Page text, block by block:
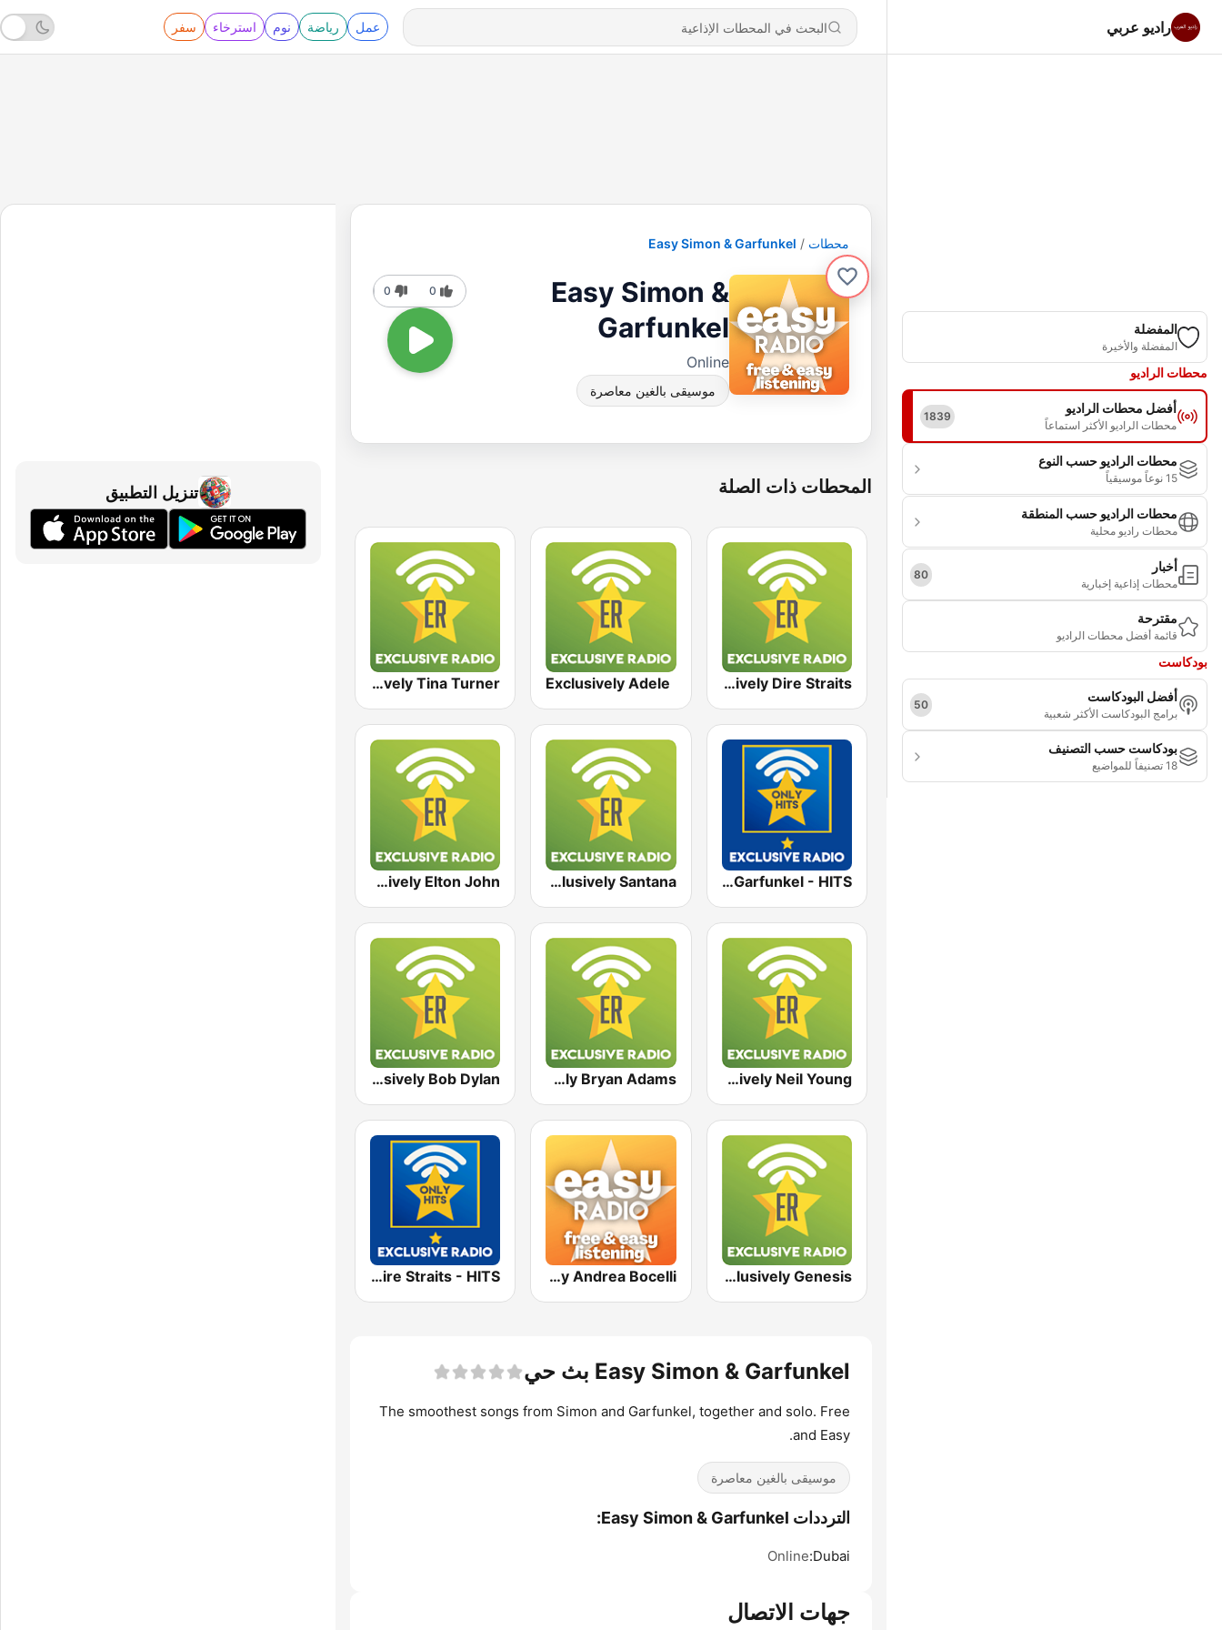
راديو عربي عمل رياضة نوم استرخاء سفر
المفضلة
المفضلة والأخيرة
محطات الراديو
أفضل محطات الراديو
محطات الراديو الأكثر استماعاً
1839
محطات الراديو حسب النوع
15 نوعاً موسيقياً
محطات الراديو حسب المنطقة
محطات راديو محلية
أخبار
محطات إذاعية إخبارية
80
مقترحة
قائمة أفضل محطات الراديو
بودكاست
أفضل البودكاست
برامج البودكاست الأكثر شعبية
50
بودكاست حسب التصنيف
18 تصنيفاً للمواضيع
محطات Easy Simon & Garfunkel
Easy Simon &
Garfunkel
Online
موسيقى بالغين معاصرة
0
0
المحطات ذات الصلة
Exclusively Dire Straits
Exclusively Adele
Exclusively Tina Turner
Exclusively Simon & Garfunkel - HITS
Exclusively Santana
Exclusively Elton John
Exclusively Neil Young
Exclusively Bryan Adams
Exclusively Bob Dylan
Exclusively Genesis
Easy Andrea Bocelli
Exclusively Dire Straits - HITS
Easy Simon & Garfunkel بث حي
The smoothest songs from Simon and Garfunkel, together and solo. Free
and Easy.
موسيقى بالغين معاصرة
الترددات Easy Simon & Garfunkel:
Dubai:
Online
جهات الاتصال
تنزيل التطبيق